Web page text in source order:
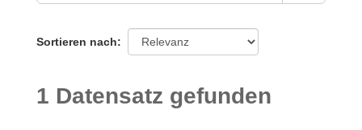
Sortieren nach
1 Datensatz gefunden